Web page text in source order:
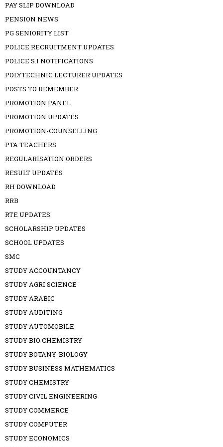
PAY SLIP DOWNLOAD
PENSION NEWS
PG SENIORITY LIST
POLICE RECRUITMENT UPDATES
POLICE S.I NOTIFICATIONS
POLYTECHNIC LECTURER UPDATES
POSTS TO REMEMBER
PROMOTION PANEL
PROMOTION UPDATES
PROMOTION-COUNSELLING
PTA TEACHERS
REGULARISATION ORDERS
RESULT UPDATES
RH DOWNLOAD
RRB
RTE UPDATES
SCHOLARSHIP UPDATES
SCHOOL UPDATES
SMC
STUDY ACCOUNTANCY
STUDY AGRI SCIENCE
STUDY ARABIC
STUDY AUDITING
STUDY AUTOMOBILE
STUDY BIO CHEMISTRY
STUDY BOTANY-BIOLOGY
STUDY BUSINESS MATHEMATICS
STUDY CHEMISTRY
STUDY CIVIL ENGINEERING
STUDY COMMERCE
STUDY COMPUTER
STUDY ECONOMICS